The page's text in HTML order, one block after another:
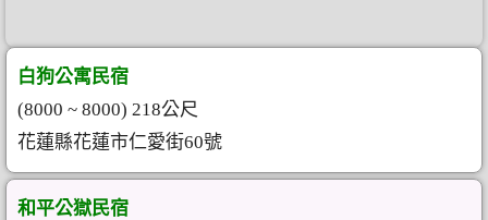
白狗公寓民宿
(8000 ~ 8000) 218公尺
花蓮縣花蓮市仁愛街60號
和平公獄民宿